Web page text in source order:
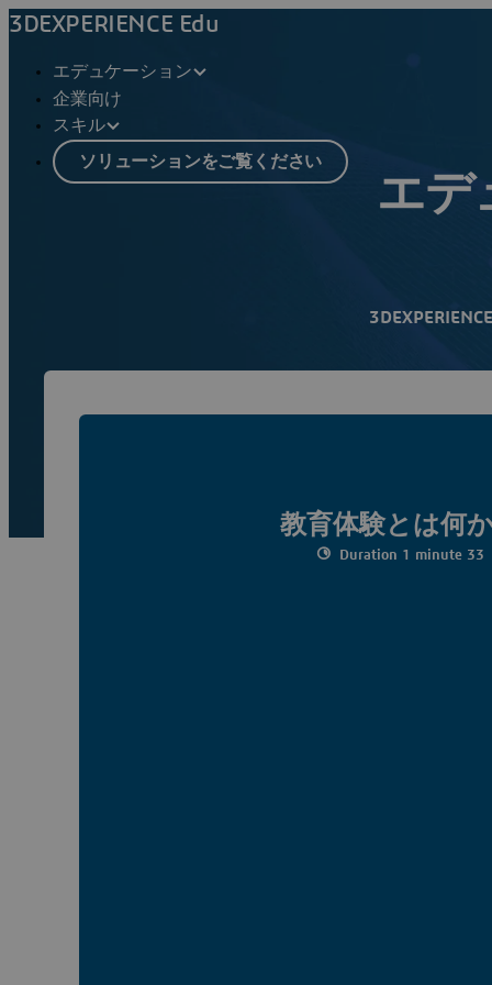
3DEXPERIENCE Edu
エデュケーション
企業向け
スキル
ソリューションをご覧ください
エデ
3D
教育体験とは何
Duration 1 minute 33